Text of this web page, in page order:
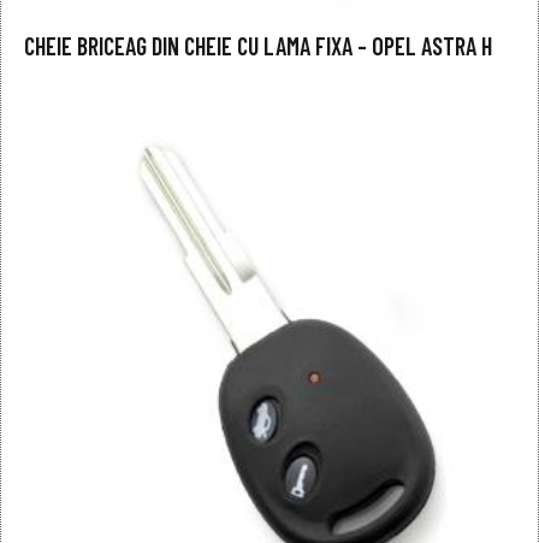
CHEIE BRICEAG DIN CHEIE CU LAMA FIXA – OPEL ASTRA H